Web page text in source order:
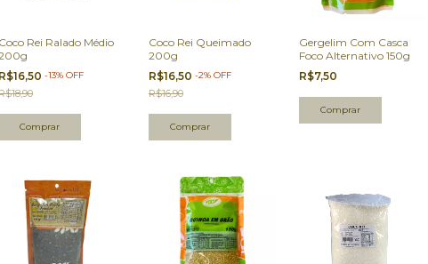
Coco Rei Ralado Médio
R$16,50 -13% OFF
Coco Rei Queimado
200g
R$16,50 -2% OFF
R$16,90
Gergelim Com Casca
Foco Alternativo 150g
R$7,50